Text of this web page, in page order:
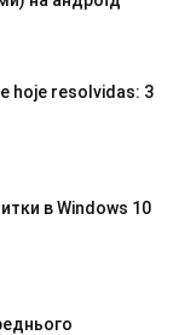
hoje resolvidas: 3
в Windows 10